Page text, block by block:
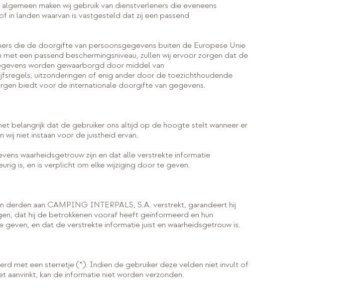
maken wij gebruik van dienstverleners die eveneens
in landen waarvan is vastgesteld dat zij een passend
die de doorgifte van persoonsgegevens buiten de Europese Unie
een passend beschermingsniveau, zullen wij ervoor zorgen dat de
worden gewaarborgd door middel van
uitzonderingen of enig ander door de toezichthoudende
biedt voor de internationale doorgifte van gegevens.
belangrijk dat de gebruiker ons altijd op de hoogte stelt wanneer er
wij niet instaan voor de juistheid ervan.
waarheidsgetrouw zijn en dat alle verstrekte informatie
is, en is verplicht om elke wijziging door te geven.
aan CAMPING INTERPALS, S.A. verstrekt, garandeert hij
dat hij de betrokkenen vooraf heeft geïnformeerd en hun
en dat de verstrekte informatie juist en waarheidsgetrouw is.
met een sterretje (*). Indien de gebruiker deze velden niet invult of
aanvinkt, kan de informatie niet worden verzonden.